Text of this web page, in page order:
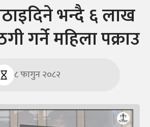
भन्दै ६ लाख
गर्ने महिला पक्राउ
८ फागुन २०८२